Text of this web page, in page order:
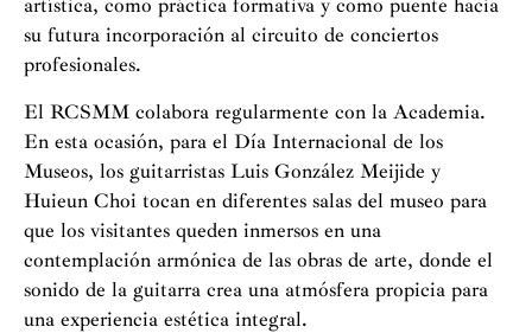
artística, como práctica formativa y como puente hacia
su futura incorporación al circuito de conciertos
profesionales.
El RCSMM colabora regularmente con la Academia.
En esta ocasión, para el Día Internacional de los
Museos, los guitarristas Luis González Meijide y
Huieun Choi tocan en diferentes salas del museo para
que los visitantes queden inmersos en una
contemplación armónica de las obras de arte, donde el
sonido de la guitarra crea una atmósfera propicia para
una experiencia estética integral.